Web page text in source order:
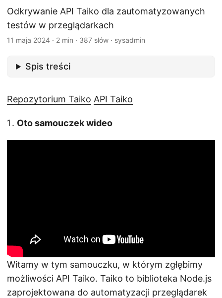
Odkrywanie API Taiko dla zautomatyzowanych
testów w przeglądarkach
11 maja 2024 · 2 min · 387 słów · sysadmin
Spis treści
Repozytorium Taiko API Taiko
Oto samouczek wideo
Witamy w tym samouczku, w którym zgłębimy
możliwości API Taiko. Taiko to biblioteka Node.js
zaprojektowana do automatyzacji przeglądarek